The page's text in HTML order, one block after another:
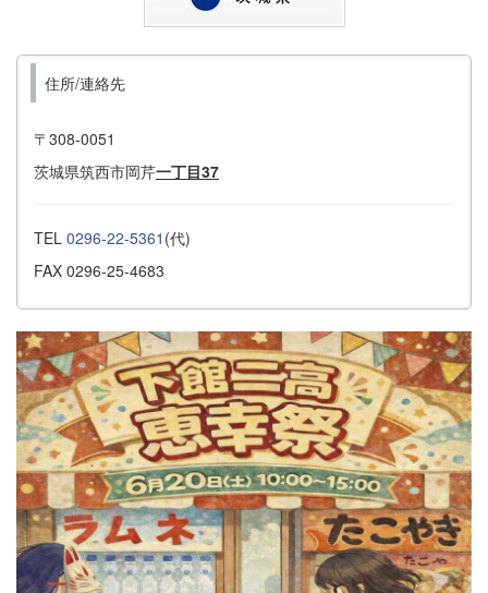
住所/連絡先
〒308-0051
茨城県筑西市岡芹一丁目37
TEL 0296-22-5361 (代)
FAX 0296-25-4683